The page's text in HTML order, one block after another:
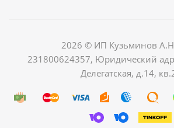
2026 © ИП Кузьминов
231800624357, Юридический
Делегатская, д.14,